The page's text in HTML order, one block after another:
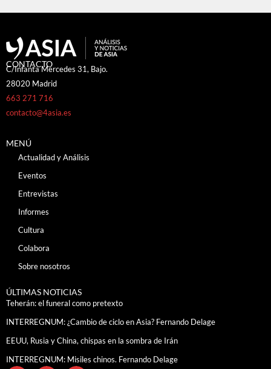
CONTACTO
C/Infanta Mercedes 31, Bajo.
28020 Madrid
663 271 716
contacto@4asia.es
MENÚ
Actualidad y Análisis
Eventos
Entrevistas
Informes
Cultura
Colabora
Sobre nosotros
ÚLTIMAS NOTICIAS
Teherán: el funeral como pretexto
INTERREGNUM: ¿Cambio de ciclo en Asia? Fernando Delage
EEUU, Rusia y China, chispas en la sombra de Irán
INTERREGNUM: Misiles chinos. Fernando Delage